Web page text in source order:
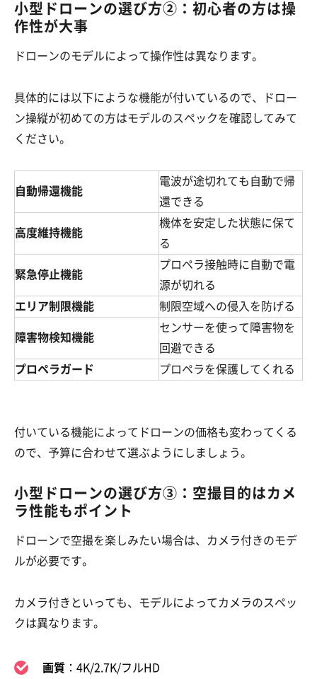
小型ドローンの選び方②：初心者の方は操
作性が大事
ドローンのモデルによって操作性は異なります。
具体的には以下にような機能が付いているので、ドロー
ン操縦が初めての方はモデルのスペックを確認してみて
ください。
自動帰還機能
電波が途切れても自動で帰
還できる
高度維持機能
機体を安定した状態に保て
る
緊急停止機能
プロペラ接触時に自動で電
源が切れる
エリア制限機能
制限空域への侵入を防げる
障害物検知機能
センサーを使って障害物を
回避できる
プロペラガード
プロペラを保護してくれる
付いている機能によってドローンの価格も変わってくる
ので、予算に合わせて選ぶようにしましょう。
小型ドローンの選び方③：空撮目的はカメ
ラ性能もポイント
ドローンで空撮を楽しみたい場合は、カメラ付きのモデ
ルが必要です。
カメラ付きといっても、モデルによってカメラのスペッ
クは異なります。
画質 ：4K/2.7K/フルHD